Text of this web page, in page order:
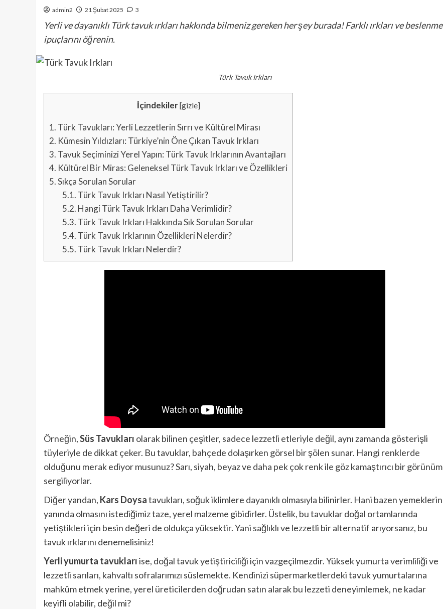
admin2 21 Şubat 2025 3
Yerli ve dayanıklı Türk tavuk ırkları hakkında bilmeniz gereken her şey burada! Farklı ırkları ve beslenme
ipuçlarını öğrenin.
Türk Tavuk Irkları
İçindekiler[gizle]
1. Türk Tavukları: Yerli Lezzetlerin Sırrı ve Kültürel Mirası
2. Kümesin Yıldızları: Türkiye’nin Öne Çıkan Tavuk Irkları
3. Tavuk Seçiminizi Yerel Yapın: Türk Tavuk Irklarının Avantajları
4. Kültürel Bir Miras: Geleneksel Türk Tavuk Irkları ve Özellikleri
5.Sıkça Sorulan Sorular
5.1. Türk Tavuk Irkları Nasıl Yetiştirilir?
5.2. Hangi Türk Tavuk Irkları Daha Verimlidir?
5.3. Türk Tavuk Irkları Hakkında Sık Sorulan Sorular
5.4. Türk Tavuk Irklarının Özellikleri Nelerdir?
5.5. Türk Tavuk Irkları Nelerdir?
Örneğin,Süs Tavukları olarak bilinen çeşitler, sadece lezzetli etleriyle değil, aynı zamanda gösterişli
tüyleriyle de dikkat çeker. Bu tavuklar, bahçede dolaşırken görsel bir şölen sunar. Hangi renklerde
olduğunu merak ediyor musunuz? Sarı, siyah, beyaz ve daha pek çok renk ile göz kamaştırıcı bir görünüm
sergiliyorlar.
Diğer yandan, Kars Doysatavukları, soğuk iklimlere dayanıklı olmasıyla bilinirler. Hani bazen yemeklerin
yanında olmasını istediğimiz taze, yerel malzeme gibidirler. Üstelik, bu tavuklar doğal ortamlarında
yetiştikleri için besin değeri de oldukça yüksektir. Yani sağlıklı ve lezzetli bir alternatif arıyorsanız, bu
tavuk ırklarını denemelisiniz!
Yerli yumurta tavuklarıise, doğal tavuk yetiştiriciliği için vazgeçilmezdir. Yüksek yumurta verimliliği ve
lezzetli sarıları, kahvaltı sofralarımızı süslemekte. Kendinizi süpermarketlerdeki tavuk yumurtalarına
mahkûm etmek yerine, yerel üreticilerden doğrudan satın alarak bu lezzeti deneyimlemek, ne kadar
keyifli olabilir, değil mi?